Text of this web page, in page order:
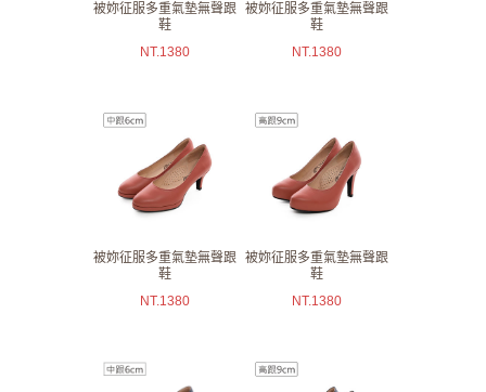
被妳征服多重氣墊無聲跟
鞋
NT.1380
被妳征服多重氣墊無聲跟
鞋
NT.1380
被妳征服多重氣墊無聲跟
鞋
NT.1380
被妳征服多重氣墊無聲跟
鞋
NT.1380